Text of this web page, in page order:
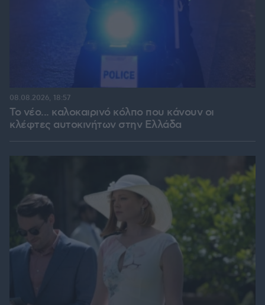
Το νέο... καλοκαιρινό κόλπο που κάνουν οι
κλέφτες αυτοκινήτων στην Ελλάδα
08.08.2026, 18:57